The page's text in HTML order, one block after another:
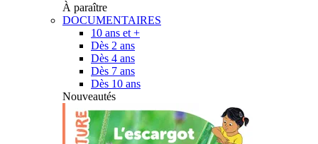
À paraître
DOCUMENTAIRES
10 ans et +
Dès 2 ans
Dès 4 ans
Dès 7 ans
Dès 10 ans
Nouveautés